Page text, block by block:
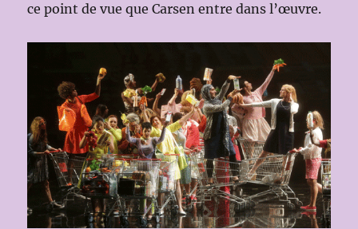
ce point de vue que Carsen entre dans l’œuvre.